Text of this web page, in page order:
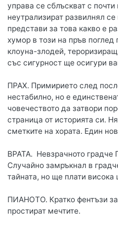
управа се сблъскват с
неутрализират развилнял
представи за това какво е
хумор в този на пръв поглед
клоуна-злодей,
със сигурност ще осигури
ПРАХ. Примирието след
нестабилно, но е
човечеството да затвори
страница от историята си.
сметките на хората. Един
ВРАТА. Невзрачното градче
Случайно замръкнал в
тайната, но ще плати висока
ПИАНОТО. Кратко фентъзи
простират мечтите.